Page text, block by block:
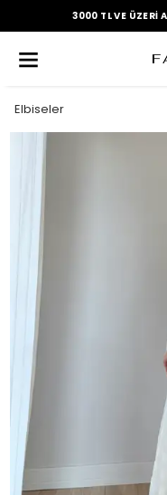
3000 TL VE ÜZERI
Elbiseler